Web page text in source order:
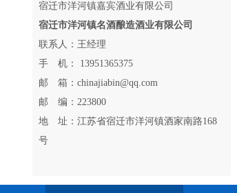
宿迁市洋河镇嘉宾酒业有限公司
宿迁市洋河镇名酒酿造酒业有限公司
联系人：王经理
手 机： 13951365375
邮 箱：chinajiabin@qq.com
邮 编：223800
地 址：江苏省宿迁市洋河镇酒家南路168
号